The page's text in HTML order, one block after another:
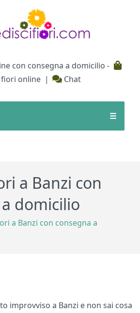
con consegna a domicilio -
fiori online | Chat
☰
a Banzi con
domicilio
a Banzi con consegna a
improvviso a Banzi e non sai cosa